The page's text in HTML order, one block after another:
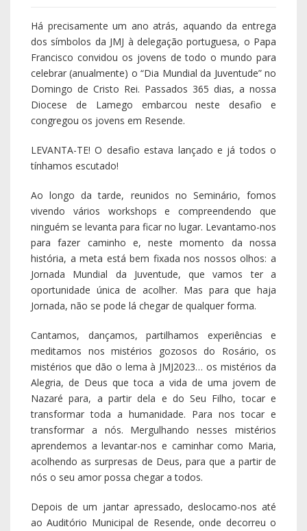
Há precisamente um ano atrás, aquando da entrega
dos símbolos da JMJ à delegação portuguesa, o Papa
Francisco convidou os jovens de todo o mundo para
celebrar (anualmente) o “Dia Mundial da Juventude” no
Domingo de Cristo Rei. Passados 365 dias, a nossa
Diocese de Lamego embarcou neste desafio e
congregou os jovens em Resende.
LEVANTA-TE! O desafio estava lançado e já todos o
tínhamos escutado!
Ao longo da tarde, reunidos no Seminário, fomos
vivendo vários workshops e compreendendo que
ninguém se levanta para ficar no lugar. Levantamo-nos
para fazer caminho e, neste momento da nossa
história, a meta está bem fixada nos nossos olhos: a
Jornada Mundial da Juventude, que vamos ter a
oportunidade única de acolher. Mas para que haja
Jornada, não se pode lá chegar de qualquer forma.
Cantamos, dançamos, partilhamos experiências e
meditamos nos mistérios gozosos do Rosário, os
mistérios que dão o lema à JMJ2023… os mistérios da
Alegria, de Deus que toca a vida de uma jovem de
Nazaré para, a partir dela e do Seu Filho, tocar e
transformar toda a humanidade. Para nos tocar e
transformar a nós. Mergulhando nesses mistérios
aprendemos a levantar-nos e caminhar como Maria,
acolhendo as surpresas de Deus, para que a partir de
nós o seu amor possa chegar a todos.
Depois de um jantar apressado, deslocamo-nos até
ao Auditório Municipal de Resende, onde decorreu o